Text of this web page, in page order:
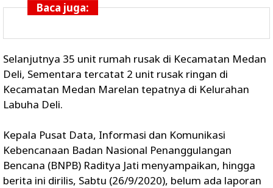
Baca juga:
Selanjutnya 35 unit rumah rusak di Kecamatan Medan
Deli, Sementara tercatat 2 unit rusak ringan di
Kecamatan Medan Marelan tepatnya di Kelurahan
Labuha Deli.
Kepala Pusat Data, Informasi dan Komunikasi
Kebencanaan Badan Nasional Penanggulangan
Bencana (BNPB) Raditya Jati menyampaikan, hingga
berita ini dirilis, Sabtu (26/9/2020), belum ada laporan